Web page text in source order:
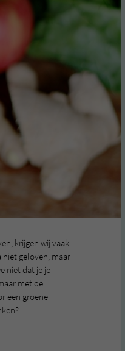
krijgen wij vaak
niet geloven, maar
niet dat je je
met de
een groene